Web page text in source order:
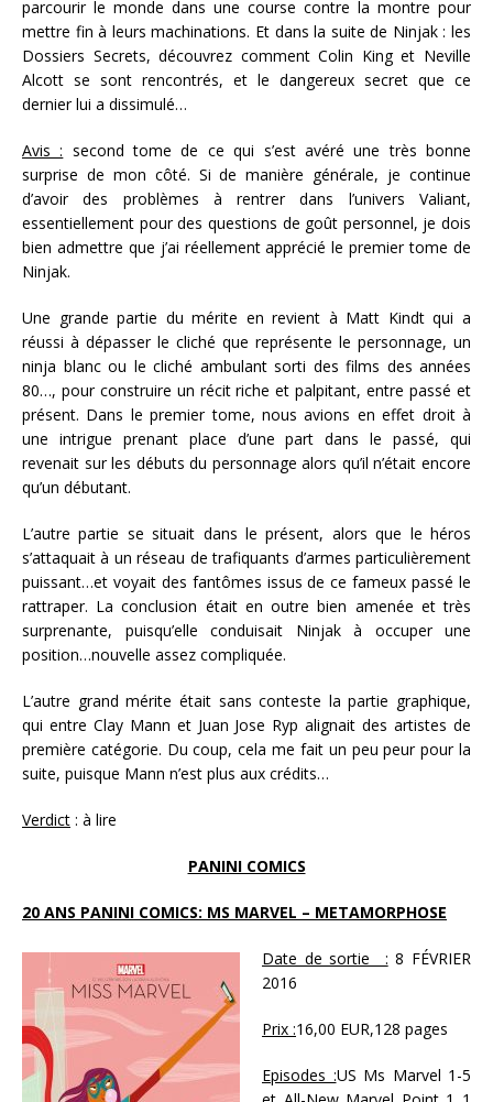
parcourir le monde dans une course contre la montre pour
mettre fin à leurs machinations. Et dans la suite de Ninjak : les
Dossiers Secrets, découvrez comment Colin King et Neville
Alcott se sont rencontrés, et le dangereux secret que ce
dernier lui a dissimulé…
Avis : second tome de ce qui s’est avéré une très bonne
surprise de mon côté. Si de manière générale, je continue
d’avoir des problèmes à rentrer dans l’univers Valiant,
essentiellement pour des questions de goût personnel, je dois
bien admettre que j’ai réellement apprécié le premier tome de
Ninjak.
Une grande partie du mérite en revient à Matt Kindt qui a
réussi à dépasser le cliché que représente le personnage, un
ninja blanc ou le cliché ambulant sorti des films des années
80…, pour construire un récit riche et palpitant, entre passé et
présent. Dans le premier tome, nous avions en effet droit à
une intrigue prenant place d’une part dans le passé, qui
revenait sur les débuts du personnage alors qu’il n’était encore
qu’un débutant.
L’autre partie se situait dans le présent, alors que le héros
s’attaquait à un réseau de trafiquants d’armes particulièrement
puissant…et voyait des fantômes issus de ce fameux passé le
rattraper. La conclusion était en outre bien amenée et très
surprenante, puisqu’elle conduisait Ninjak à occuper une
position…nouvelle assez compliquée.
L’autre grand mérite était sans conteste la partie graphique,
qui entre Clay Mann et Juan Jose Ryp alignait des artistes de
première catégorie. Du coup, cela me fait un peu peur pour la
suite, puisque Mann n’est plus aux crédits…
Verdict : à lire
PANINI COMICS
20 ANS PANINI COMICS: MS MARVEL – METAMORPHOSE
Date de sortie : 8 FÉVRIER
2016
Prix :16,00 EUR,128 pages
Episodes :US Ms Marvel 1-5